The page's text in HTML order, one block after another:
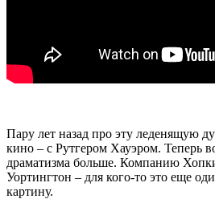
Пару лет назад про эту леденящую
кино – с Рутгером Хауэром. Теперь
драматизма больше. Компанию
Уортингтон – для кого-то это еще
картину.